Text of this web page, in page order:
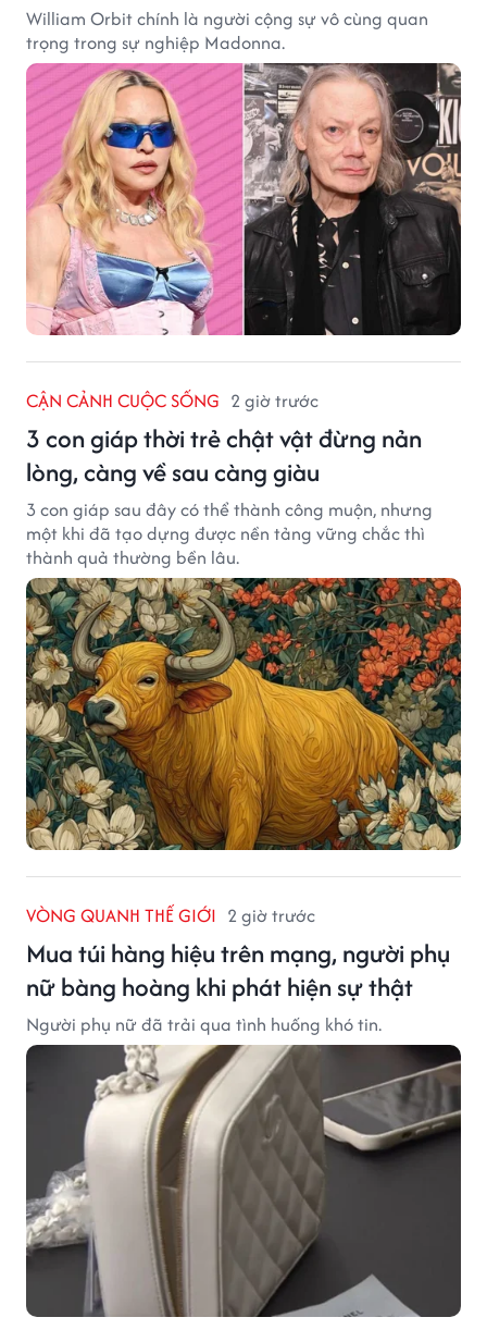
William Orbit chính là người cộng sự vô cùng quan
trọng trong sự nghiệp Madonna.
CẬN CẢNH CUỘC SỐNG 2 giờ trước
3 con giáp thời trẻ chật vật đừng nản
lòng, càng về sau càng giàu
3 con giáp sau đây có thể thành công muộn, nhưng
một khi đã tạo dựng được nền tảng vững chắc thì
thành quả thường bền lâu.
VÒNG QUANH THẾ GIỚI 2 giờ trước
Mua túi hàng hiệu trên mạng, người phụ
nữ bàng hoàng khi phát hiện sự thật
Người phụ nữ đã trải qua tình huống khó tin.